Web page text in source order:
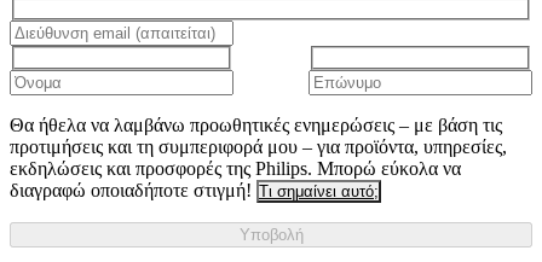
Θα ήθελα να λαμβάνω προωθητικές ενημερώσεις – με βάση τις
προτιμήσεις και τη συμπεριφορά μου – για προϊόντα, υπηρεσίες,
εκδηλώσεις και προσφορές της Philips. Μπορώ εύκολα να
διαγραφώ οποιαδήποτε στιγμή! Τι σημαίνει αυτό;
Υποβολή